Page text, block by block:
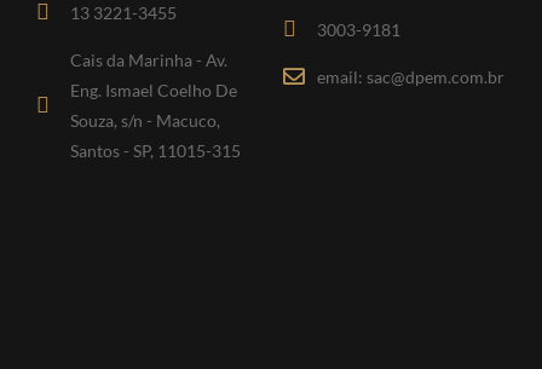
13 3221-3455
Cais da Marinha - Av.
Eng. Ismael Coelho De
Souza, s/n - Macuco,
Santos - SP, 11015-315
3003-9181
email: sac@dpem.com.br